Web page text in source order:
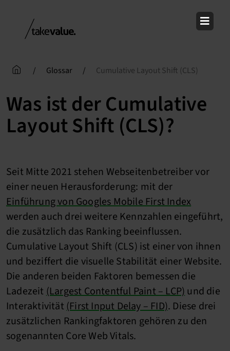
content
/ Glossar / Cumulative Layout Shift (CLS)
Was ist der Cumulative
Layout Shift (CLS)?
Seit Mitte 2021 stehen Webseitenbetreiber vor
einer neuen Herausforderung: mit der
Einführung von Googles Mobile First Index
werden auch drei weitere Kennzahlen eingeführt,
die zusätzlich das Ranking beeinflussen.
Cumulative Layout Shift (CLS) ist einer von ihnen
und beziffert die visuelle Stabilität einer Website.
Die anderen beiden Faktoren bemessen die
Ladezeit(Largest Contentful Paint – LCP)und die
Interaktivität(First Input Delay – FID). Diese drei
zusätzlichen Rankingfaktoren gehören zu den
sogenannten Core Web Vitals.